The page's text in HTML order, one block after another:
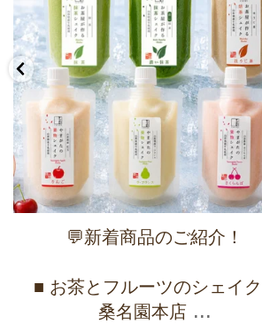
💬新着商品のご紹介！
■ お茶とフルーツのシェイ
桑名園本店 ...